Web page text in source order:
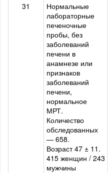
31
Нормальные
лабораторные
печеночные
пробы, без
заболеваний
печени в
анамнезе или
признаков
заболеваний
печени,
нормальное
МРТ.
Количество
обследованных
— 658.
Возраст 47 ± 11.
415 женщин / 243
мужчины